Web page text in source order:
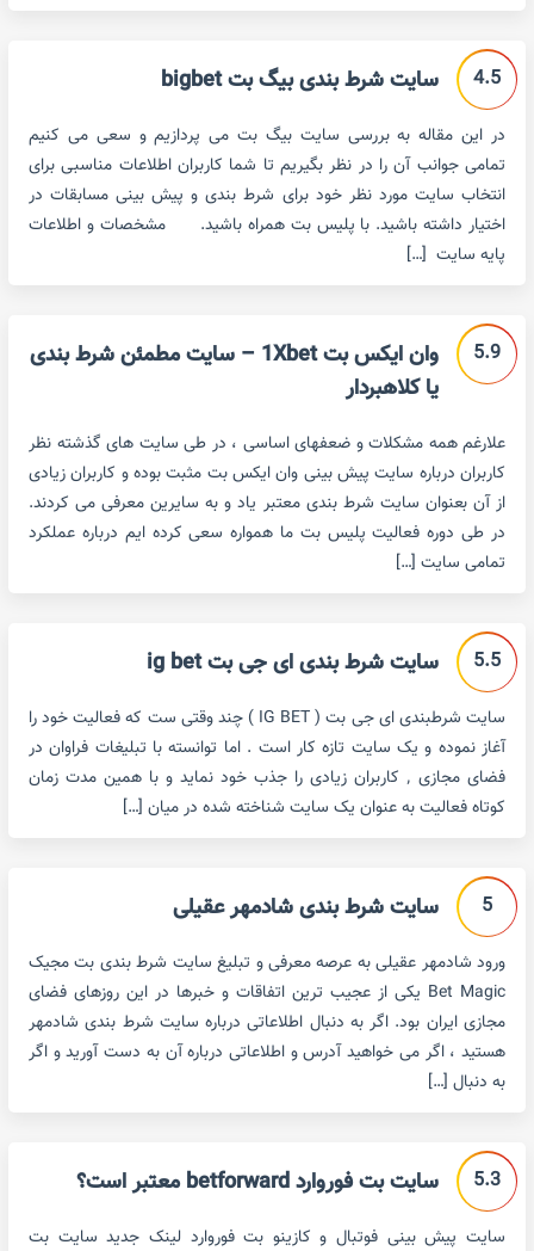
4.5 سایت شرط بندی بیگ بت bigbet
در این مقاله به بررسی سایت بیگ بت می پردازیم و سعی می کنیم
تمامی جوانب آن را در نظر بگیریم تا شما کاربران اطلاعات مناسبی برای
انتخاب سایت مورد نظر خود برای شرط بندی و پیش بینی مسابقات در
اختیار داشته باشید. با پلیس بت همراه باشید. مشخصات و اطلاعات
پایه سایت […]
5.9
وان ایکس بت 1Xbet – سایت مطمئن شرط بندی
یا کلاهبردار
علارغم همه مشکلات و ضعفهای اساسی ، در طی سایت های گذشته نظر
کاربران درباره سایت پیش بینی وان ایکس بت مثبت بوده و کاربران زیادی
از آن بعنوان سایت شرط بندی معتبر یاد و به سایرین معرفی می کردند.
در طی دوره فعالیت پلیس بت ما همواره سعی کرده ایم درباره عملکرد
تمامی سایت […]
5.5 سایت شرط بندی ای جی بت ig bet
سایت شرطبندی ای جی بت ( IG BET ) چند وقتی ست که فعالیت خود را
آغاز نموده و یک سایت تازه کار است . اما توانسته با تبلیغات فراوان در
فضای مجازی ٬ کاربران زیادی را جذب خود نماید و با همین مدت زمان
کوتاه فعالیت به عنوان یک سایت شناخته شده در میان […]
5 سایت شرط بندی شادمهر عقیلی
ورود شادمهر عقیلی به عرصه معرفی و تبلیغ سایت شرط بندی بت مجیک
Bet Magic یکی از عجیب ترین اتفاقات و خبرها در این روزهای فضای
مجازی ایران بود. اگر به دنبال اطلاعاتی درباره سایت شرط بندی شادمهر
هستید ، اگر می خواهید آدرس و اطلاعاتی درباره آن به دست آورید و اگر
به دنبال […]
5.3 سایت بت فوروارد betforward معتبر است؟
سایت پیش بینی فوتبال و کازینو بت فوروارد لینک جدید سایت بت